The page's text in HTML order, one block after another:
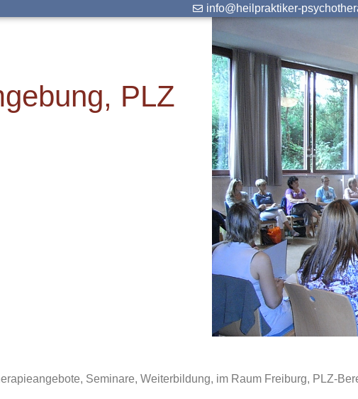
info@heilpraktiker-
PLZ
Seminare, Weiterbildung, im Raum Freiburg, PLZ-